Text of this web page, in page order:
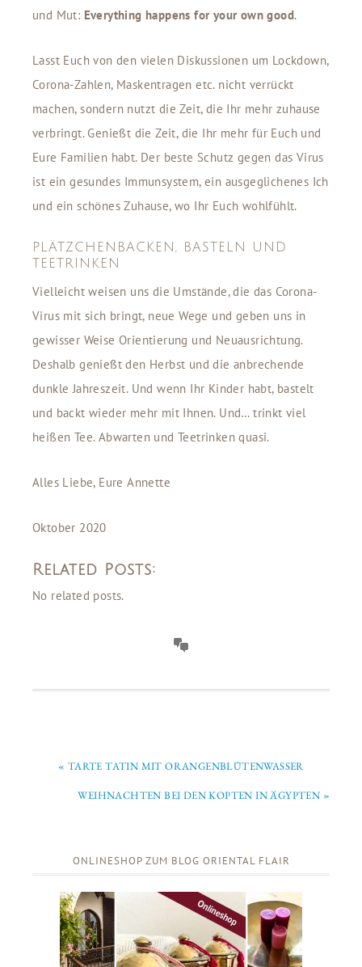
und Mut: Everything happens for your own good.
Lasst Euch von den vielen Diskussionen um Lockdown,
Corona-Zahlen, Maskentragen etc. nicht verrückt
machen, sondern nutzt die Zeit, die Ihr mehr zuhause
verbringt. Genießt die Zeit, die Ihr mehr für Euch und
Eure Familien habt. Der beste Schutz gegen das Virus
ist ein gesundes Immunsystem, ein ausgeglichenes Ich
und ein schönes Zuhause, wo Ihr Euch wohlfühlt.
PLÄTZCHENBACKEN, BASTELN UND
TEETRINKEN
Vielleicht weisen uns die Umstände, die das Corona-
Virus mit sich bringt, neue Wege und geben uns in
gewisser Weise Orientierung und Neuausrichtung.
Deshalb genießt den Herbst und die anbrechende
dunkle Jahreszeit. Und wenn Ihr Kinder habt, bastelt
und backt wieder mehr mit Ihnen. Und… trinkt viel
heißen Tee. Abwarten und Teetrinken quasi.
Alles Liebe, Eure Annette
Oktober 2020
Related Posts:
No related posts.
« TARTE TATIN MIT ORANGENBLÜTENWASSER
WEIHNACHTEN BEI DEN KOPTEN IN ÄGYPTEN »
ONLINESHOP ZUM BLOG ORIENTAL FLAIR